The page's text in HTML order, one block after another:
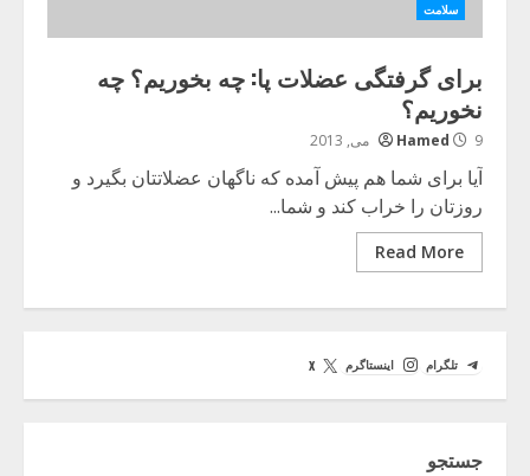
سلامت
برای گرفتگی عضلات پا: چه بخوریم؟ چه
نخوریم؟
Hamed 9 می, 2013
آیا برای شما هم پیش آمده که ناگهان عضلاتتان بگیرد و
روزتان را خراب کند و شما...
Read More
تلگرام اینستاگرم X
جستجو